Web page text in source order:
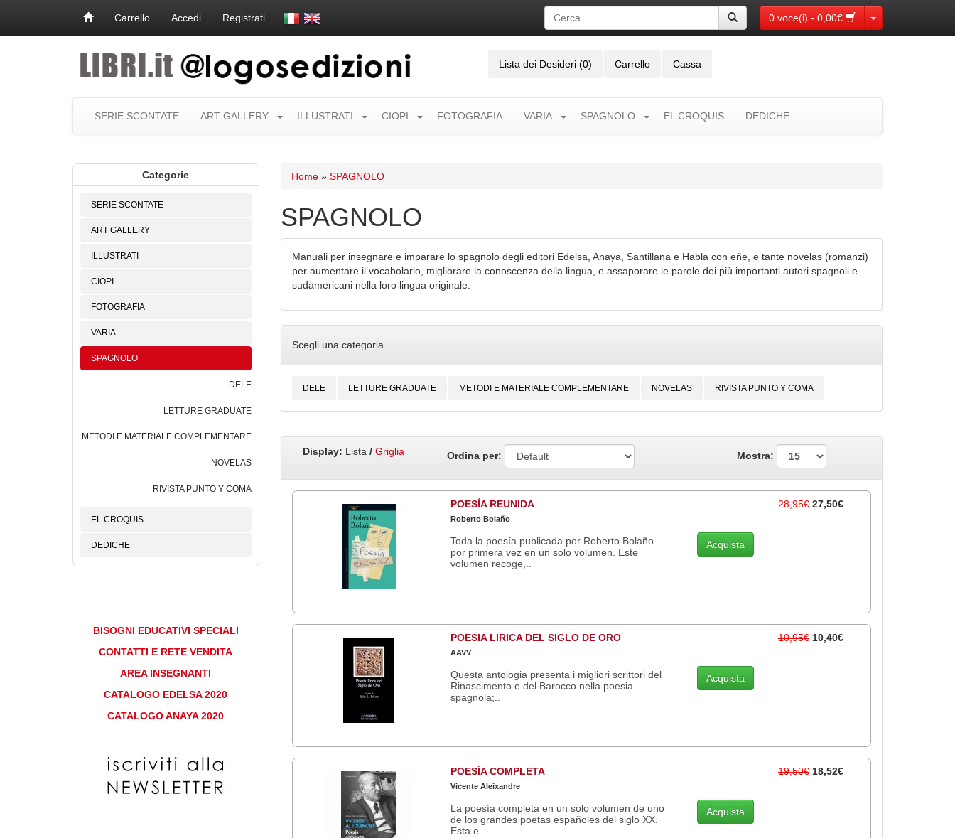
0 voce(i) - 0,00€ Toggle Dropdown
Carrello Accedi Registrati
Lista dei Desideri (0) Carrello Cassa
SERIE SCONTATE ART GALLERY ILLUSTRATI CIOPI FOTOGRAFIA VARIA SPAGNOLO EL CROQUIS DEDICHE
Categorie
SERIE SCONTATE
ART GALLERY
ILLUSTRATI
CIOPI
FOTOGRAFIA
VARIA
SPAGNOLO
DELE
LETTURE GRADUATE
METODI E MATERIALE COMPLEMENTARE
NOVELAS
RIVISTA PUNTO Y COMA
EL CROQUIS
DEDICHE
BISOGNI EDUCATIVI SPECIALI
CONTATTI E RETE VENDITA
AREA INSEGNANTI
CATALOGO EDELSA 2020
CATALOGO ANAYA 2020
Home» SPAGNOLO
SPAGNOLO
Manuali per insegnare e imparare lo spagnolo degli editori Edelsa, Anaya, Santillana e Habla con eñe, e tante novelas (romanzi)
per aumentare il vocabolario, migliorare la conoscenza della lingua, e assaporare le parole dei più importanti autori spagnoli e
sudamericani nella loro lingua originale.
Scegli una categoria
DELE LETTURE GRADUATE METODI E MATERIALE COMPLEMENTARE NOVELAS RIVISTA PUNTO Y COMA
Display: Lista / Griglia Ordina per: Mostra:
POESÍA REUNIDA
Roberto Bolaño
Toda la poesía publicada por Roberto Bolaño
por primera vez en un solo volumen. Este
volumen recoge,..
28,95€ 27,50€
Acquista
POESIA LIRICA DEL SIGLO DE ORO
AAVV
Questa antologia presenta i migliori scrittori del
Rinascimento e del Barocco nella poesia
spagnola;..
10,95€ 10,40€
Acquista
POESÍA COMPLETA
Vicente Aleixandre
La poesía completa en un solo volumen de uno
de los grandes poetas españoles del siglo XX.
Esta e..
19,50€ 18,52€
Acquista